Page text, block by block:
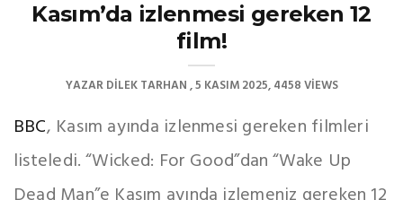
Kasım’da izlenmesi gereken 12
film!
YAZARDILEK TARHAN 5 KASIM 2025 4458 VIEWS
BBC, Kasım ayında izlenmesi gereken filmleri
listeledi. “Wicked: For Good”dan “Wake Up